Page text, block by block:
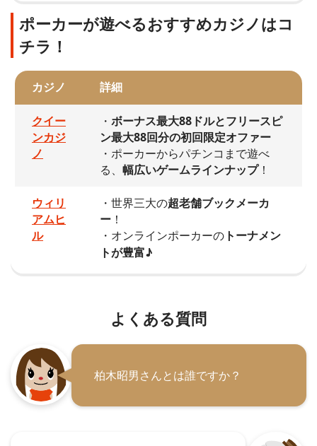
ポーカーが遊べるおすすめカジノはコ
チラ！
カジノ 詳細
クイー
ンカジ
ノ
・ ボーナス最大88ドルとフリースピ
ン最大88回分の初回限定オファー
・ポーカーからパチンコまで遊べ
る、 幅広いゲームラインナップ！
ウィリ
アムヒ
ル
・世界三大の超老舗ブックメーカ
ー ！
・オンラインポーカーの トーナメン
トが豊富♪
よくある質問
柏木昭男さんとは誰ですか？